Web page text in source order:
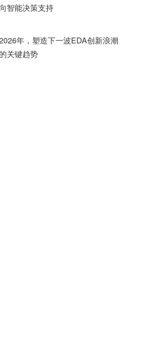
向智能决策支持
年，塑造下一波EDA创新浪潮
的关键趋势